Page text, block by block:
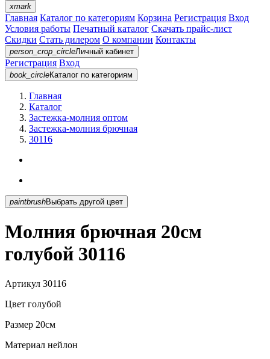
xmark
Главная Каталог по категориям Корзина Регистрация Вход
Условия работы Печатный каталог Скачать прайс-лист
Скидки Стать дилером О компании Контакты
person_crop_circleЛичный кабинет
Регистрация Вход
book_circleКаталог по категориям
Главная
Каталог
Застежка-молния оптом
Застежка-молния брючная
30116
paintbrush Выбрать другой цвет
Молния брючная 20см
голубой 30116
Артикул 30116
Цвет голубой
Размер 20см
Материал нейлон